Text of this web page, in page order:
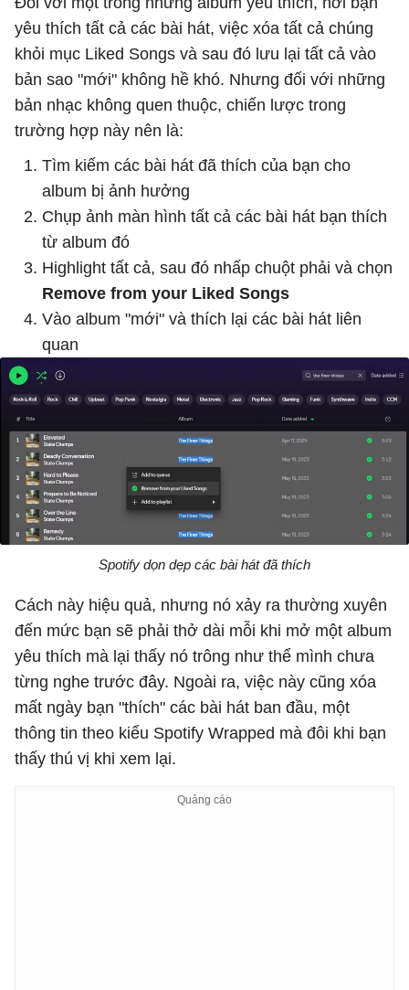
yêu thích tất cả các bài hát, việc xóa tất cả chúng
khỏi mục Liked Songs và sau đó lưu lại tất cả vào
bản sao "mới" không hề khó. Nhưng đối với những
bản nhạc không quen thuộc, chiến lược trong
trường hợp này nên là:
Tìm kiếm các bài hát đã thích của bạn cho
album bị ảnh hưởng
Chụp ảnh màn hình tất cả các bài hát bạn thích
từ album đó
Highlight tất cả, sau đó nhấp chuột phải và chọn
Remove from your Liked Songs
Vào album "mới" và thích lại các bài hát liên
quan
Spotify dọn dẹp các bài hát đã thích
Cách này hiệu quả, nhưng nó xảy ra thường xuyên
đến mức bạn sẽ phải thở dài mỗi khi mở một album
yêu thích mà lại thấy nó trông như thể mình chưa
từng nghe trước đây. Ngoài ra, việc này cũng xóa
mất ngày bạn "thích" các bài hát ban đầu, một
thông tin theo kiểu Spotify Wrapped mà đôi khi bạn
thấy thú vị khi xem lại.